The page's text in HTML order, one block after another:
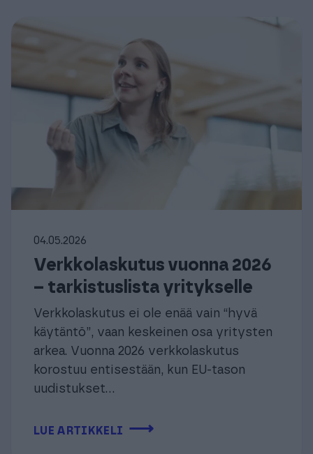
04.05.2026
Verkkolaskutus vuonna 2026
– tarkistuslista yritykselle
Verkkolaskutus ei ole enää vain “hyvä
käytäntö”, vaan keskeinen osa yritysten
arkea. Vuonna 2026 verkkolaskutus
korostuu entisestään, kun EU-tason
uudistukset...
LUE ARTIKKELI ⟶